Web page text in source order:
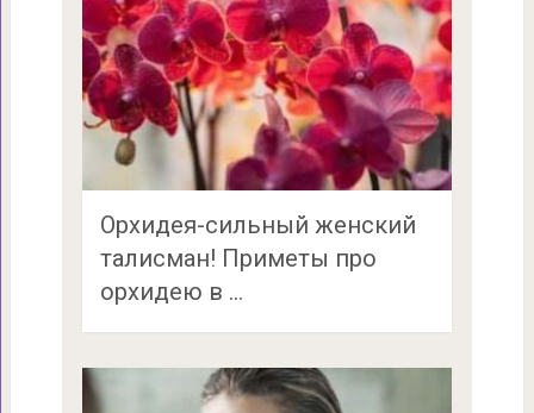
Орхидея-сильный женский
талисман! Приметы про
орхидею в …